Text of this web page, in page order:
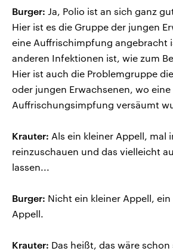
Burger: Ja, Polio ist an sich ganz
Hier ist es die Gruppe der jungen
eine Auffrischimpfung angebracht
anderen Infektionen ist, wie zum
Hier ist auch die Problemgruppe
oder jungen Erwachsenen, wo eine
Auffrischungsimpfung versäumt
Krauter: Als ein kleiner Appell, mal
reinzuschauen und das vielleicht
lassen...
Burger: Nicht ein kleiner Appell,
Appell.
Krauter: Das heißt, das wäre schon